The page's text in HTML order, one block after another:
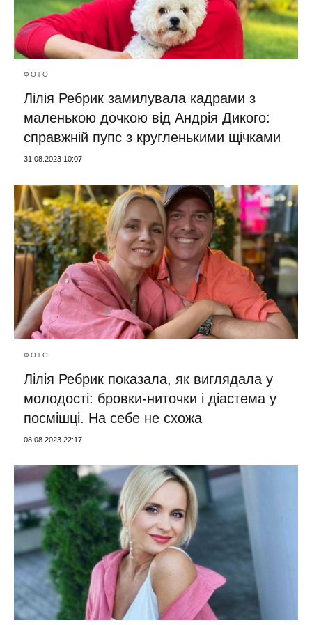
ФОТО
Лілія Ребрик замилувала кадрами з
маленькою дочкою від Андрія Дикого:
справжній пупс з кругленькими щічками
31.08.2023 10:07
ФОТО
Лілія Ребрик показала, як виглядала у
молодості: бровки-ниточки і діастема у
посмішці. На себе не схожа
08.08.2023 22:17